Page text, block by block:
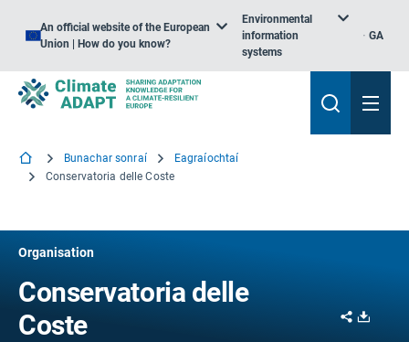
An official website of the European
Union | How do you know?
Environmental
information
systems
GA
Bunachar sonraí
Eagraíochtaí
Conservatoria delle Coste
Organisation
Conservatoria delle
Coste
Share